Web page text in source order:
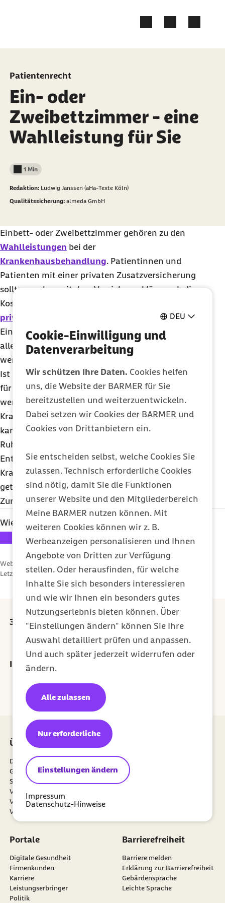
DEU
Cookie-Einwilligung und
Datenverarbeitung
Wir schützen Ihre Daten. Cookies helfen
uns, die Website der BARMER für Sie
bereitzustellen und weiterzuentwickeln.
Dabei setzen wir Cookies der BARMER und
Cookies von Drittanbietern ein.
Sie entscheiden selbst, welche Cookies Sie
zulassen. Technisch erforderliche Cookies
sind nötig, damit Sie die Funktionen
unserer Website und den Mitgliederbereich
Meine BARMER nutzen können. Mit
weiteren Cookies können wir z. B.
Werbeanzeigen personalisieren und Ihnen
Angebote von Dritten zur Verfügung
stellen. Oder herausfinden, für welche
Inhalte Sie sich besonders interessieren
und wie wir Ihnen ein besonders gutes
Nutzungserlebnis bieten können. Über
"Einstellungen ändern" können Sie Ihre
Auswahl detailliert prüfen und anpassen.
Und auch später jederzeit widerrufen oder
ändern.
Einstellungen ändern
Nur erforderliche
Alle zulassen
Impressum
Datenschutz-Hinweise
Patientenrecht
Ein- oder
Zweibettzimmer - eine
Wahlleistung für Sie
Lesedauer weniger als
1 Min
Redaktion: Ludwig Janssen (aHa-Texte Köln)
Qualitätssicherung: almeda GmbH
Einbett- oder Zweibettzimmer gehören zu den
Wahlleistungen bei der
Krankenhausbehandlung. Patientinnen und
Patienten mit einer privaten Zusatzversicherung
sollten vorher mit dem Versicherer klären, ob die
Kosten dafür übernommen werden. Auch ohne
private Zusatzversicherung
ein
Einbettzimmer in Anspruch genommen werden,
allerdings müssen die Kosten dafür selbst getragen
werden.
Ist ein Einbettzimmer aus medizinischen Gründen
für eine ausreichende Behandlung erforderlich,
werden die Kosten unmittelbar zwischen dem
Krankenhaus und der Barmer abgerechnet. Das
kann zum Beispiel bei einem erhöhten spezifischen
Ruhebedarf der Fall sein. Derartige
Entscheidungen werden von der zuständigen
Krankenhausärztin oder dem Krankenhausarzt
getroffen.
Zurück zu den Patientenrechten von A-Z
Wie bewerten Sie diesen Artikel?
Ihre Bewertung: 1 Stern
Webcode: s000380
Letzte Aktualisierung:18.04.2019
30 Euro Prämie für jede erfolgreiche Empfehlung
externer Link:
Prämie sichern
Ihr Newsletter für ein gesünderes Leben
Jetzt abonnieren
Über uns
Die Barmer
Gesundheitsdatennutzung
Satzung
Verantwortung
Verwaltungsrat
Vorstand
Meine Barmer
Mitglied werden
Newsletter
Portale
Digitale Gesundheit
Firmenkunden
Karriere
Leistungserbringer
Politik
Barrierefreiheit
Barriere melden
Erklärung zur Barrierefreiheit
Gebärdensprache
Leichte Sprache